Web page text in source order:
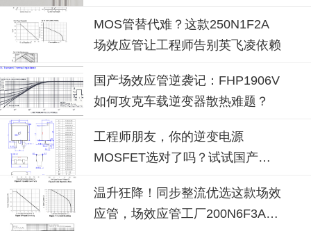
践
MOS管替代难？这款250N1F2A
场效应管让工程师告别英飞凌依赖
国产场效应管逆袭记：FHP1906V
如何攻克车载逆变器散热难题？
工程师朋友，你的逆变电源
MOSFET选对了吗？试试国产
温升狂降！同步整流优选这款场效
应管，场效应管工厂200N6F3A可